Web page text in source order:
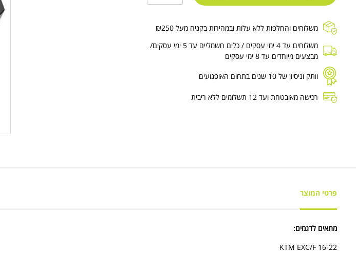
משלוחים והחלפות ללא עלות ובמהירות בקניה מעל ₪250
משלוחים עד 4 ימי עסקים / כלים חשמליים עד 5 ימי עסקים/
מבצעים מיוחדים עד 8 ימי עסקים
וותק וניסיון של 10 שנים בתחום האופנועים
רכישה מאובטחת ועד 12 תשלומים ללא ריבית
פרטי המוצר
מתאים לדגמים:
KTM EXC/F 16-22